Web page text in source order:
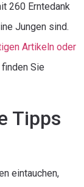
260 Erntedank
Jungen sind.
Artikeln oder
Sie
Tipps
eintauchen,